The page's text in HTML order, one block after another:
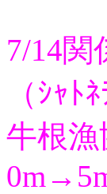
7/14関
（ｼｬﾄ
牛根漁